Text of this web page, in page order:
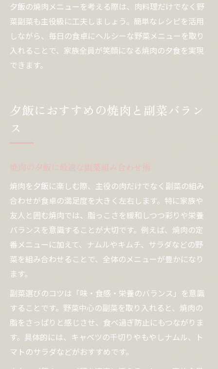
夕飯の焼肉メニューを考える際は、肉料理だけでなく野
菜副菜も主役級に工夫しましょう。簡単なレシピを活用
しながら、毎日の食卓にヘルシーな野菜メニューを取り
入れることで、家族全員が笑顔になる焼肉の夕食を実現
できます。
夕飯におすすめの焼肉と副菜バラン
ス
焼肉の夕飯に最適な副菜組み合わせ術
焼肉を夕飯に楽しむ際、主役の肉だけでなく副菜の組み
合わせが食卓の満足度を大きく左右します。特に家族や
友人と囲む焼肉では、脂っこさを緩和しつつ彩りや栄養
バランスを意識することが大切です。例えば、焼肉の定
番メニューに加えて、ナムルやキムチ、サラダなどの野
菜を組み合わせることで、全体のメニューが豊かになり
ます。
副菜選びのコツは「味・食感・栄養のバランス」を意識
することです。野菜中心の副菜を取り入れると、焼肉の
脂をさっぱりと感じさせ、食べ過ぎ防止にもつながりま
す。具体的には、キャベツの千切りやもやしナムル、ト
マトのサラダなどがおすすめです。